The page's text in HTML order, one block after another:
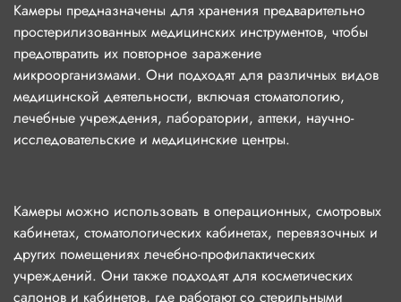
Камеры предназначены для хранения предварительно
простерилизованных медицинских инструментов, чтобы
предотвратить их повторное заражение
микроорганизмами. Они подходят для различных видов
медицинской деятельности, включая стоматологию,
лечебные учреждения, лаборатории, аптеки, научно-
исследовательские и медицинские центры.
Камеры можно использовать в операционных, смотровых
кабинетах, стоматологических кабинетах, перевязочных и
других помещениях лечебно-профилактических
учреждений. Они также подходят для косметических
салонов и кабинетов, где работают со стерильными